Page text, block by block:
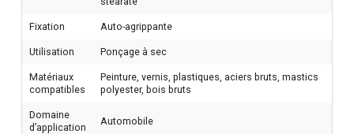
Fixation Auto-agrippante
Utilisation Ponçage à sec
Matériaux
compatibles
Peinture, vernis, plastiques, aciers bruts, mastics
polyester, bois bruts
Domaine
d’application
Automobile